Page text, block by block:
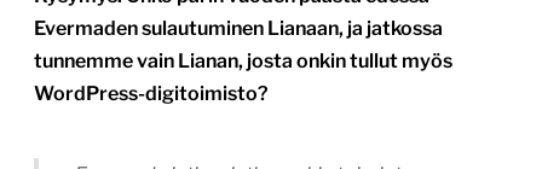
Evermaden sulautuminen Lianaan, ja jatkossa
tunnemme vain Lianan, josta onkin tullut myös
WordPress-digitoimisto?